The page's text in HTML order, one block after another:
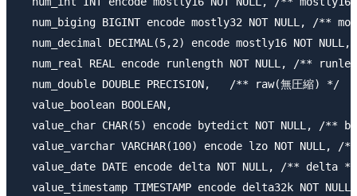
num_biging BIGINT encode mostly32 NOT NULL, /**
  num_decimal DECIMAL(5,2) encode mostly16 NOT NULL,
num_real REAL encode runlength NOT NULL, /**
  num_double DOUBLE PRECISION,   /** raw(無圧縮) */
  value_boolean BOOLEAN,
value_char CHAR(5) encode bytedict NOT NULL, /**
value_varchar VARCHAR(100) encode lzo NOT NULL, /
  value_date DATE encode delta NOT NULL, /** delta */
value_timestamp TIMESTAMP encode delta32k NOT